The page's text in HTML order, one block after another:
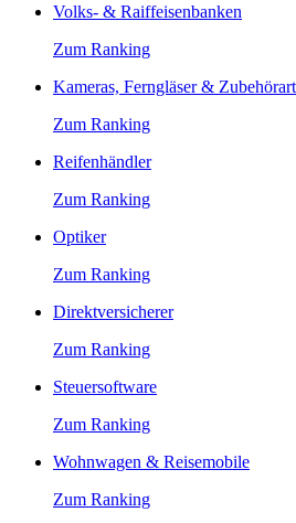
Volks- & Raiffeisenbanken
Zum Ranking
Kameras, Ferngläser &
Zum Ranking
Reifenhändler
Zum Ranking
Optiker
Zum Ranking
Direktversicherer
Zum Ranking
Steuersoftware
Zum Ranking
Wohnwagen & Reisemobile
Zum Ranking